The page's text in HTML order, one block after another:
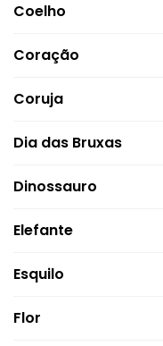
Coelho
Coração
Coruja
Dia das Bruxas
Dinossauro
Elefante
Esquilo
Flor